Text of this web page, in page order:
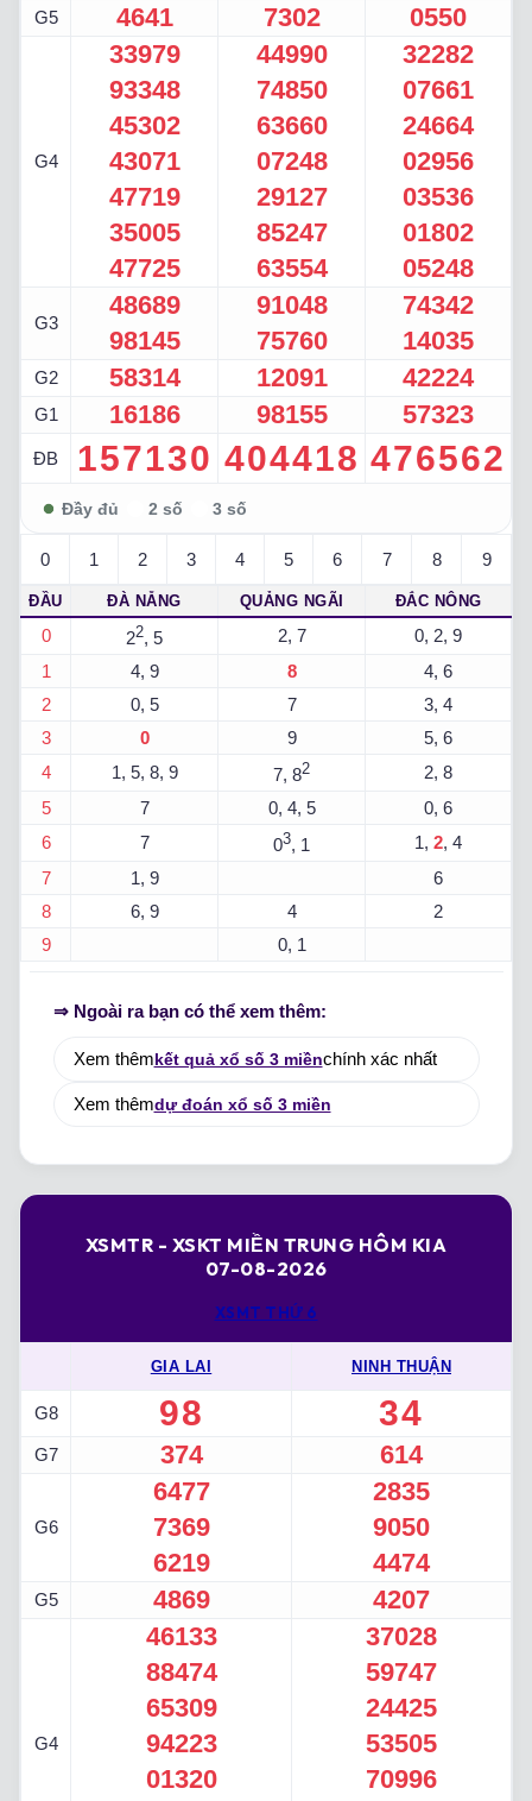
G5 4641 7302 0550
G4
33979
93348
45302
43071
47719
35005
47725
44990
74850
63660
07248
29127
85247
63554
32282
07661
24664
02956
03536
01802
05248
G3
48689
98145
91048
75760
74342
14035
G2 58314 12091 42224
G1 16186 98155 57323
ĐB 157130 404418 476562
0 1 2 3 4 5 6 7 8 9
ĐẦU ĐÀ NẴNG QUẢNG NGÃI ĐẮC NÔNG
0 22, 5 2, 7
0, 2, 9
1
4, 9 8
4, 6
2
0, 5 7
3, 4
3
0 9
5, 6
4
1, 5, 8, 9 7, 82
2, 8
5
7 0, 4, 5
0, 6
6
7 03, 1 1, 2, 4
7
1, 9
6
8
6, 9 4
2
9
0, 1
⇒ Ngoài ra bạn có thể xem thêm:
Xem thêmkết quả xổ số 3 miềnchính xác nhất
Xem thêmdự đoán xổ số 3 miền
XSMTR - XSKT MIỀN TRUNG HÔM KIA
07-08-2026
XSMT THỨ 6
GIA LAI NINH THUẬN
G8 98 34
G7 374 614
G6
6477
7369
6219
2835
9050
4474
G5 4869 4207
G4
46133
88474
65309
94223
01320
37028
59747
24425
53505
70996